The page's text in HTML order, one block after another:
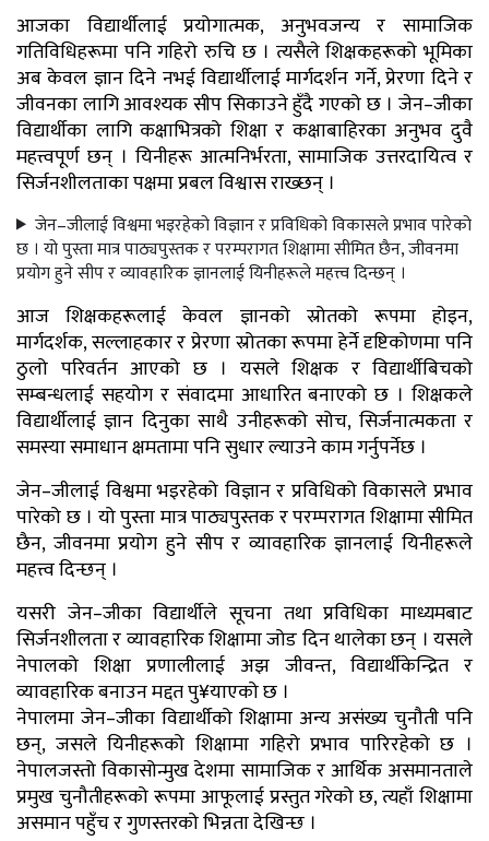
आजका विद्यार्थीलाई प्रयोगात्मक, अनुभवजन्य र सामाजिक
गतिविधिहरूमा पनि गहिरो रुचि छ । त्यसैले शिक्षकहरूको भूमिका
अब केवल ज्ञान दिने नभई विद्यार्थीलाई मार्गदर्शन गर्ने, प्रेरणा दिने र
जीवनका लागि आवश्यक सीप सिकाउने हुँदै गएको छ । जेन–जीका
विद्यार्थीका लागि कक्षाभित्रको शिक्षा र कक्षाबाहिरका अनुभव दुवै
महत्त्वपूर्ण छन् । यिनीहरू आत्मनिर्भरता, सामाजिक उत्तरदायित्व र
सिर्जनशीलताका पक्षमा प्रबल विश्वास राख्छन् ।
जेन–जीलाई विश्वमा भइरहेको विज्ञान र प्रविधिको विकासले प्रभाव पारेको
छ । यो पुस्ता मात्र पाठ्यपुस्तक र परम्परागत शिक्षामा सीमित छैन, जीवनमा
प्रयोग हुने सीप र व्यावहारिक ज्ञानलाई यिनीहरूले महत्त्व दिन्छन् ।
आज शिक्षकहरूलाई केवल ज्ञानको स्रोतको रूपमा होइन,
मार्गदर्शक, सल्लाहकार र प्रेरणा स्रोतका रूपमा हेर्ने दृष्टिकोणमा पनि
ठुलो परिवर्तन आएको छ । यसले शिक्षक र विद्यार्थीबिचको
सम्बन्धलाई सहयोग र संवादमा आधारित बनाएको छ । शिक्षकले
विद्यार्थीलाई ज्ञान दिनुका साथै उनीहरूको सोच, सिर्जनात्मकता र
समस्या समाधान क्षमतामा पनि सुधार ल्याउने काम गर्नुपर्नेछ ।
जेन–जीलाई विश्वमा भइरहेको विज्ञान र प्रविधिको विकासले प्रभाव
पारेको छ । यो पुस्ता मात्र पाठ्यपुस्तक र परम्परागत शिक्षामा सीमित
छैन, जीवनमा प्रयोग हुने सीप र व्यावहारिक ज्ञानलाई यिनीहरूले
महत्त्व दिन्छन् ।
यसरी जेन–जीका विद्यार्थीले सूचना तथा प्रविधिका माध्यमबाट
सिर्जनशीलता र व्यावहारिक शिक्षामा जोड दिन थालेका छन् । यसले
नेपालको शिक्षा प्रणालीलाई अझ जीवन्त, विद्यार्थीकेन्द्रित र
व्यावहारिक बनाउन मद्दत पु¥याएको छ ।
नेपालमा जेन–जीका विद्यार्थीको शिक्षामा अन्य असंख्य चुनौती पनि
छन्, जसले यिनीहरूको शिक्षामा गहिरो प्रभाव पारिरहेको छ ।
नेपालजस्तो विकासोन्मुख देशमा सामाजिक र आर्थिक असमानताले
प्रमुख चुनौतीहरूको रूपमा आफूलाई प्रस्तुत गरेको छ, त्यहाँ शिक्षामा
असमान पहुँच र गुणस्तरको भिन्नता देखिन्छ ।